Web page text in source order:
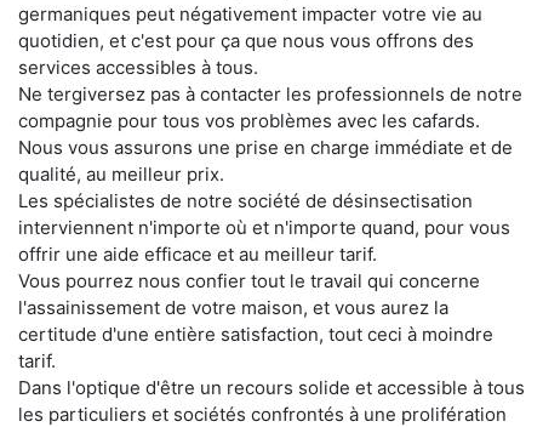
germaniques peut négativement impacter votre vie au
quotidien, et c'est pour ça que nous vous offrons des
services accessibles à tous.
Ne tergiversez pas à contacter les professionnels de notre
compagnie pour tous vos problèmes avec les cafards.
Nous vous assurons une prise en charge immédiate et de
qualité, au meilleur prix.
Les spécialistes de notre société de désinsectisation
interviennent n'importe où et n'importe quand, pour vous
offrir une aide efficace et au meilleur tarif.
Vous pourrez nous confier tout le travail qui concerne
l'assainissement de votre maison, et vous aurez la
certitude d'une entière satisfaction, tout ceci à moindre
tarif.
Dans l'optique d'être un recours solide et accessible à tous
les particuliers et sociétés confrontés à une prolifération